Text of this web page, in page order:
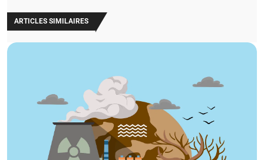
ARTICLES SIMILAIRES